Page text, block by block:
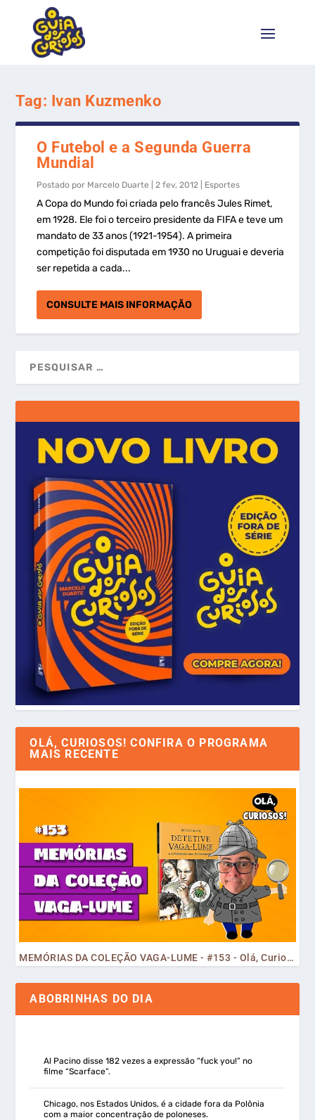
Tag: Ivan Kuzmenko
O Futebol e a Segunda Guerra
Mundial
Postado por Marcelo Duarte |2 fev, 2012 Esportes
A Copa do Mundo foi criada pelo francês Jules Rimet,
em 1928. Ele foi o terceiro presidente da FIFA e teve um
mandato de 33 anos (1921-1954). A primeira
competição foi disputada em 1930 no Uruguai e deveria
ser repetida a cada...
CONSULTE MAIS INFORMAÇÃO
OLÁ, CURIOSOS! CONFIRA O PROGRAMA
MAIS RECENTE
MEMÓRIAS DA COLEÇÃO VAGA-LUME - #153 - Olá, Curiosos! 2023
ABOBRINHAS DO DIA
Al Pacino disse 182 vezes a expressão “fuck you!” no
filme “Scarface”.
Chicago, nos Estados Unidos, é a cidade fora da Polônia
com a maior concentração de poloneses.